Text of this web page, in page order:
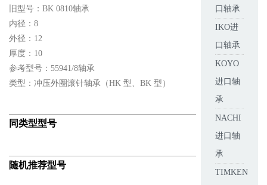
旧型号：BK 0810轴承
内径：8
外径：12
厚度：10
参考型号：55941/8轴承
类型：冲压外圈滚针轴承（HK 型、BK 型）
同类型型号
随机推荐型号
口轴承
IKO进
口轴承
KOYO
进口轴
承
NACHI
进口轴
承
TIMKEN